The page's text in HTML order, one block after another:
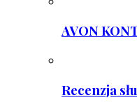
AVON
Recenzja